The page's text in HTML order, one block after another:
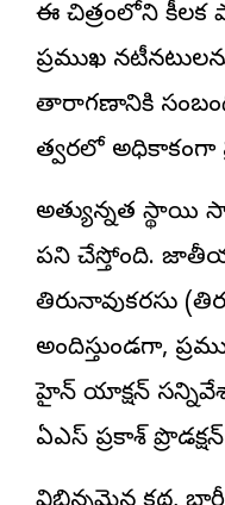
ఈ చిత్రంలోని కీలక
ప్రముఖ
తారాగణానికి
త్వరలో అధికారికంగా
అత్యున్నత స్థాయి
పని చేస్తోంది.
తిరునావుకరసు
అందిస్తుండగా,
హైన్ యాక్షన్
ఏఎస్ ప్రకాశ్